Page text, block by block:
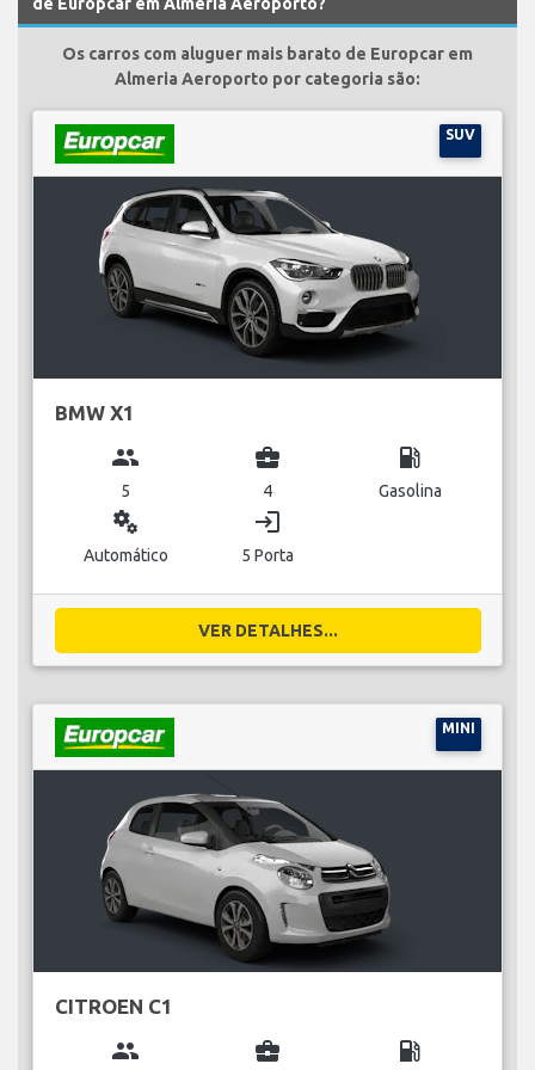
Os carros com aluguer mais barato de Europcar em
Almeria Aeroporto por categoria são:
SUV
BMW X1
group
5
business_center
4
local_gas_station
Gasolina
miscellaneous_services
Automático
login
5 Porta
VER DETALHES...
MINI
CITROEN C1
group business_center local_gas_station